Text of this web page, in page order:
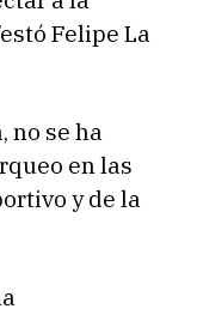
Felipe La
no se ha
en las
y de la